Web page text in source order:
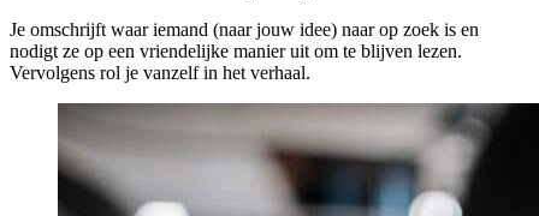
Je omschrijft waar iemand (naar jouw idee) naar op zoek is en
nodigt ze op een vriendelijke manier uit om te blijven lezen.
Vervolgens rol je vanzelf in het verhaal.